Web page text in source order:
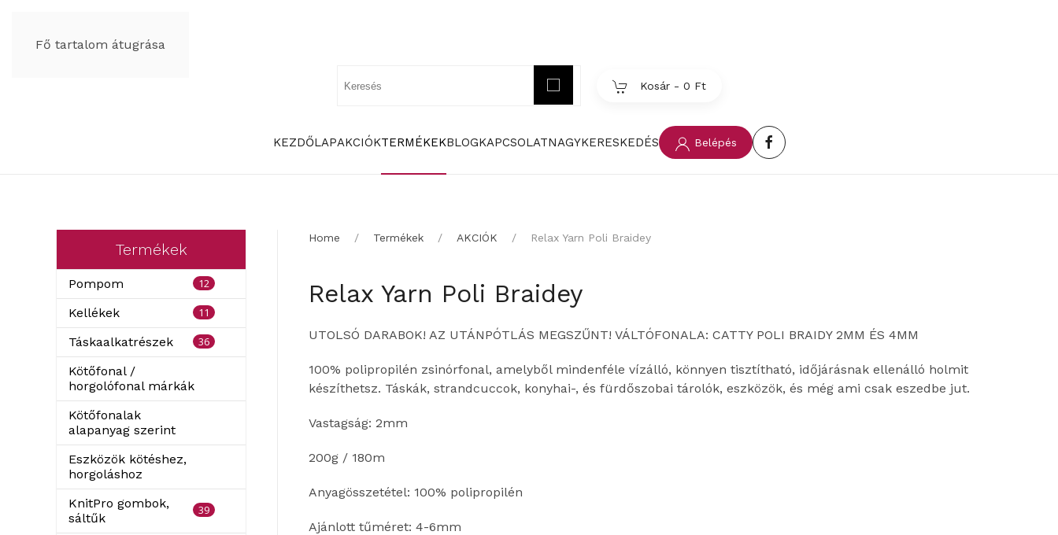
Fő tartalom átugrása
Kosár - 0 Ft
KEZDŐLAPAKCIÓKTERMÉKEKBLOGKAPCSOLATNAGYKERESKEDÉS Belépés
Termékek
Pompom 12
Kellékek 11
Táskaalkatrészek 36
Kötőfonal /
horgolófonal márkák
Kötőfonalak
alapanyag szerint
Eszközök kötéshez,
horgoláshoz
KnitPro gombok,
sáltűk
39
Home Termékek AKCIÓK Relax Yarn Poli Braidey
Relax Yarn Poli Braidey
UTOLSÓ DARABOK! AZ UTÁNPÓTLÁS MEGSZŰNT! VÁLTÓFONALA: CATTY POLI BRAIDY 2MM ÉS 4MM
100% polipropilén zsinórfonal, amelyből mindenféle vízálló, könnyen tisztítható, időjárásnak ellenálló holmit
készíthetsz. Táskák, strandcuccok, konyhai-, és fürdőszobai tárolók, eszközök, és még ami csak eszedbe jut.
Vastagság: 2mm
200g / 180m
Anyagösszetétel: 100% polipropilén
Ajánlott tűméret: 4-6mm